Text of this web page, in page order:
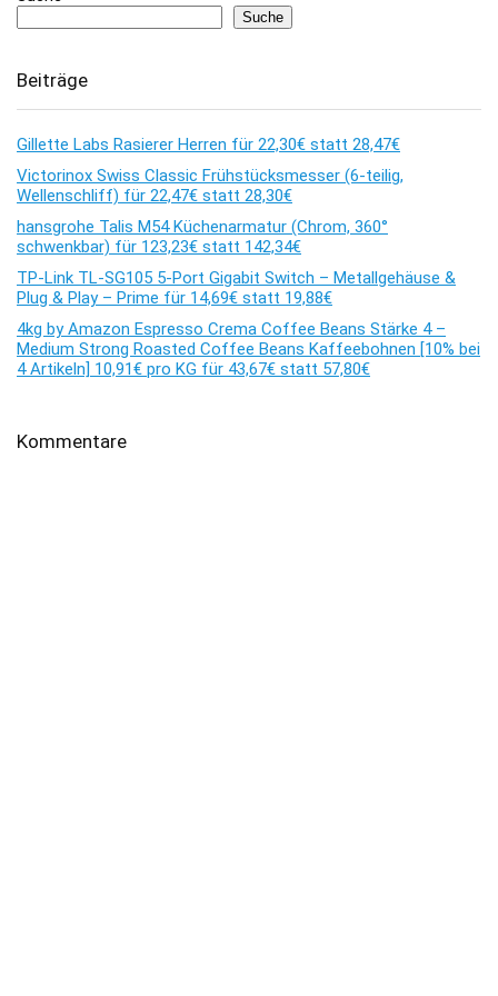
Suche
Beiträge
Gillette Labs Rasierer Herren für 22,30€ statt 28,47€
Victorinox Swiss Classic Frühstücksmesser (6-teilig,
Wellenschliff) für 22,47€ statt 28,30€
hansgrohe Talis M54 Küchenarmatur (Chrom, 360°
schwenkbar) für 123,23€ statt 142,34€
TP-Link TL-SG105 5-Port Gigabit Switch – Metallgehäuse &
Plug & Play – Prime für 14,69€ statt 19,88€
4kg by Amazon Espresso Crema Coffee Beans Stärke 4 –
Medium Strong Roasted Coffee Beans Kaffeebohnen [10% bei
4 Artikeln] 10,91€ pro KG für 43,67€ statt 57,80€
Kommentare